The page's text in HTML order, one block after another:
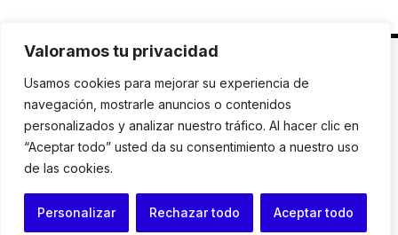
Valoramos tu privacidad
Usamos cookies para mejorar su experiencia de
navegación, mostrarle anuncios o contenidos
personalizados y analizar nuestro tráfico. Al hacer clic en
“Aceptar todo” usted da su consentimiento a nuestro uso
de las cookies.
Personalizar Rechazar todo Aceptar todo
C. Avinyó 44, 2n | 08002 Barcelona |
T.: +34 93
119 03 72|institut@idhc.org
© Institut de Drets Humans de Catalunya.
Aviso legal|Cookies|Contacto